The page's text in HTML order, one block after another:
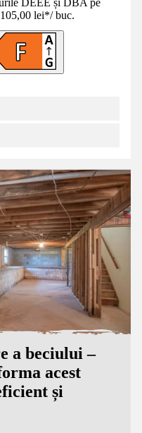
105,00 lei*/ buc.
a beciului –
acest
și